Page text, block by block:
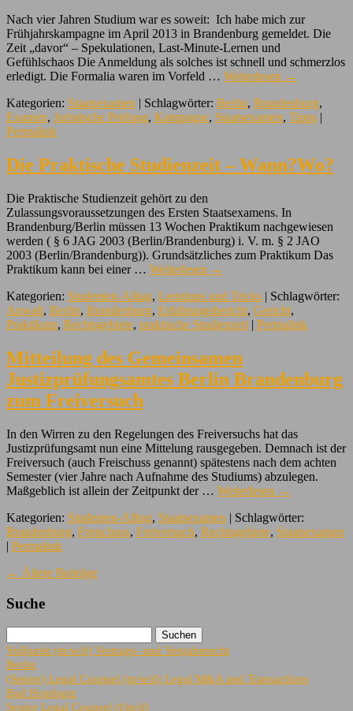
Nach vier Jahren Studium war es soweit: Ich habe mich zur
Frühjahrskampagne im April 2013 in Brandenburg gemeldet. Die
Zeit „davor“ – Spekulationen, Last-Minute-Lernen und
Gefühlschaos Die Anmeldung als solches ist schnell und schmerzlos
erledigt. Die Formalia waren im Vorfeld … Weiterlesen →
Kategorien: Staatsexamen | Schlagwörter: Berlin, Brandenburg,
Examen, Juristische Prüfung, Kampagne, Staatsexamen, Tipps |
Permalink
Die Praktische Studienzeit – Wann?Wo?
Die Praktische Studienzeit gehört zu den
Zulassungsvoraussetzungen des Ersten Staatsexamens. In
Brandenburg/Berlin müssen 13 Wochen Praktikum nachgewiesen
werden ( § 6 JAG 2003 (Berlin/Brandenburg) i. V. m. § 2 JAO
2003 (Berlin/Brandenburg)). Grundsätzliches zum Praktikum Das
Praktikum kann bei einer … Weiterlesen →
Kategorien: Studenten-Alltag, Lerntipps und Tricks | Schlagwörter:
Anwalt, Berlin, Brandenburg, Erfahrungsbericht, Gericht,
Praktikum, Rechtsgebiete, praktische Studienzeit | Permalink
Mitteilung des Gemeinsamen
Justizprüfungsamtes Berlin Brandenburg
zum Freiversuch
In den Wirren zu den Regelungen des Freiversuchs hat das
Justizprüfungsamt nun eine Mittelung rausgegeben. Demnach ist der
Freiversuch (auch Freischuss genannt) spätestens nach dem achten
Semester (vier Jahre nach Aufnahme des Studiums) abzulegen.
Maßgeblich ist allein der Zeitpunkt der … Weiterlesen →
Kategorien: Studenten-Alltag, Staatsexamen | Schlagwörter:
Brandenburg, Freischuss, Freiversuch, Rechtsgebiete, Staatsexamen
| Permalink
← Ältere Beiträge
Suche
Volljurist (m/w/d) Vertrags- und Vergaberecht
Berlin
(Senior) Legal Counsel (m/w/d) Legal M&A and Transactions
Bad Homburg
Senior Legal Counsel (f/m/d)